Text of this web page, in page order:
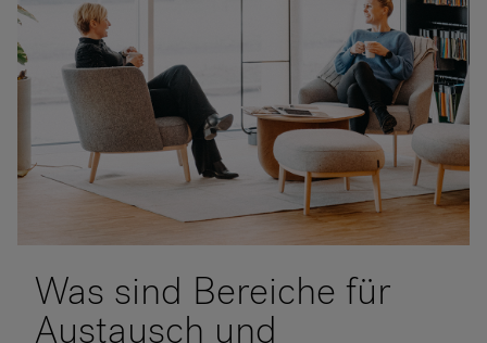
Was sind Bereiche für
Austausch und